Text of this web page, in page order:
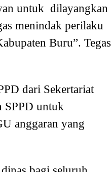
untuk dilayangkan
menindak perilaku
Buru”. Tegas
dari Sekertariat
SPPD untuk
anggaran yang